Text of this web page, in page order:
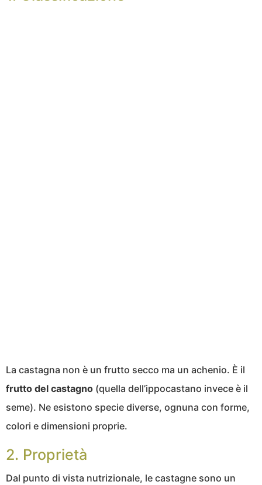
La castagna non è un frutto secco ma un achenio. È il
frutto del castagno (quella dell’ippocastano invece è il
seme). Ne esistono specie diverse, ognuna con forme,
colori e dimensioni proprie.
2. Proprietà
Dal punto di vista nutrizionale, le castagne sono un